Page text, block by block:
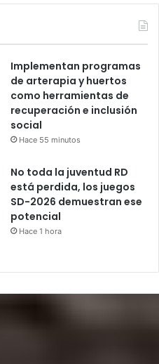
Implementan programas
de arterapia y huertos
como herramientas de
recuperación e inclusión
social
Hace 55 minutos
No toda la juventud RD
está perdida, los juegos
SD-2026 demuestran ese
potencial
Hace 1 hora